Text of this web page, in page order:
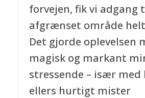
forvejen, fik vi adgang
afgrænset område
Det gjorde oplevelsen
magisk og markant
stressende – især med
ellers hurtigt mister